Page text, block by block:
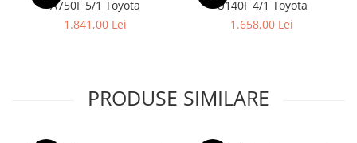
A750F 5/1 Toyota
1.841,00 Lei
U140F 4/1 Toyota
1.658,00 Lei
PRODUSE SIMILARE